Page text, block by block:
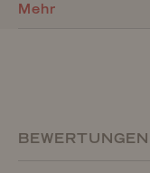
Mehr